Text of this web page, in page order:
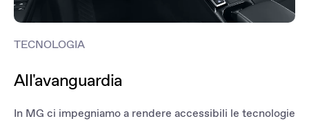
TECNOLOGIA
All'avanguardia
In MG ci impegniamo a rendere accessibili le tecnologie